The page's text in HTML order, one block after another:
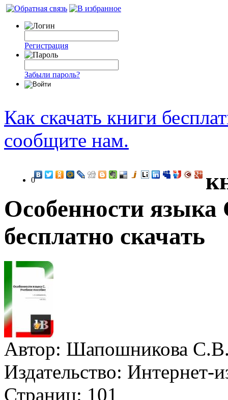
Регистрация
Забыли пароль?
Как скачать книги
сообщите нам.
0
Особенности языка
бесплатно скачать
Автор: Шапошникова
Издательство: Интернет-
Страниц: 101